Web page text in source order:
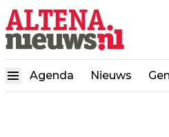
Agenda Nieuws